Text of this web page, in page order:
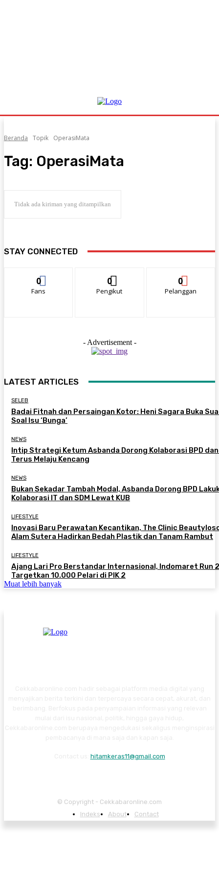
Beranda Topik OperasiMata
Tag: OperasiMata
Tidak ada kiriman yang ditampilkan
STAY CONNECTED
0
Fans
0
Pengikut
0
Pelanggan
- Advertisement -
LATEST ARTICLES
SELEB
Badai Fitnah dan Persaingan Kotor: Heni Sagara Buka
Soal Isu ‘Bunga’
NEWS
Intip Strategi Ketum Asbanda Dorong Kolaborasi BPD dan
Terus Melaju Kencang
NEWS
Bukan Sekadar Tambah Modal, Asbanda Dorong BPD
Kolaborasi IT dan SDM Lewat KUB
LIFESTYLE
Inovasi Baru Perawatan Kecantikan, The Clinic
Alam Sutera Hadirkan Bedah Plastik dan Tanam Rambut
LIFESTYLE
Ajang Lari Pro Berstandar Internasional, Indomaret Run
Targetkan 10.000 Pelari di PIK 2
Muat lebih banyak
hitamkeras11@gmail.com
© Copyright - Cekkabaronline.com
Indeks
About Contact